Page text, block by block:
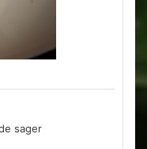
sager